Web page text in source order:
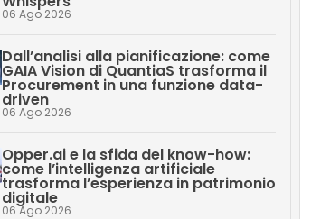
06 Ago 2026
Dall’analisi alla pianificazione: come
GAIA Vision di QuantiaS trasforma il
Procurement in una funzione data-
driven
06 Ago 2026
Opper.ai e la sfida del know-how:
come l’intelligenza artificiale
trasforma l’esperienza in patrimonio
digitale
06 Ago 2026